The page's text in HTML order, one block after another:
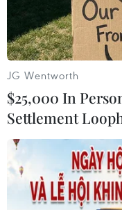
06/08/2026 11:01
Toàn cảnh vụ sai
điểm thi trường THPT
chuyên Tuyên Quang
06/08/2026 09:04
JG Wentworth
$25,000 In
Settlement